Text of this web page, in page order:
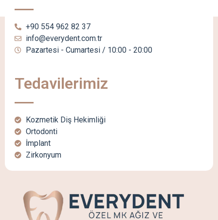
+90 554 962 82 37
info@everydent.com.tr
Pazartesi - Cumartesi / 10:00 - 20:00
Tedavilerimiz
Kozmetik Diş Hekimliği
Ortodonti
İmplant
Zirkonyum